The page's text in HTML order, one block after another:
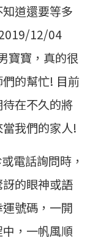
道還要等多
12/04
寶寶，真的很
的幫忙! 目前
在不久的將
我們的家人!
電話詢問時，
的眼神或語
號碼，一開
，一帆風順